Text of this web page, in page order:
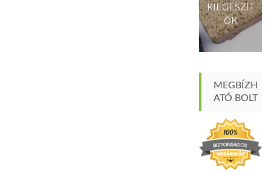
KIEGÉSZÍT
ŐK
MEGBÍZH
ATÓ BOLT